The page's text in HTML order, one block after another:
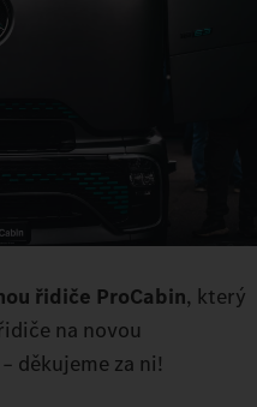
řidiče ProCabin, který
na novou
děkujeme za ni!